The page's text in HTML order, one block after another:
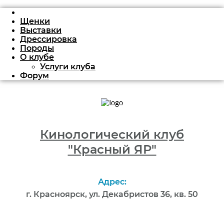
Щенки
Выставки
Дрессировка
Породы
О клубе
Услуги клуба
Форум
Кинологический клуб
"Красный ЯР"
Адрес:
г. Красноярск, ул. Декабристов 36, кв. 50